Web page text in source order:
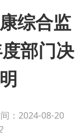
综合监
部门决
： 2024-08-20
2023年